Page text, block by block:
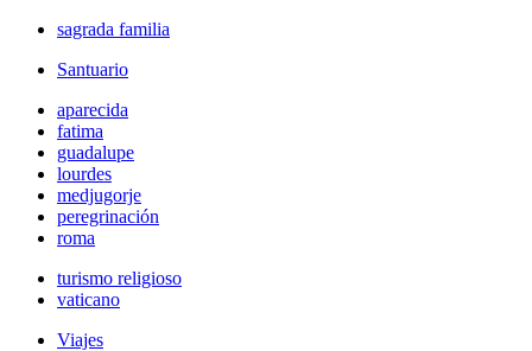
sagrada familia
Santuario
aparecida
fatima
guadalupe
lourdes
medjugorje
peregrinación
roma
turismo religioso
vaticano
Viajes